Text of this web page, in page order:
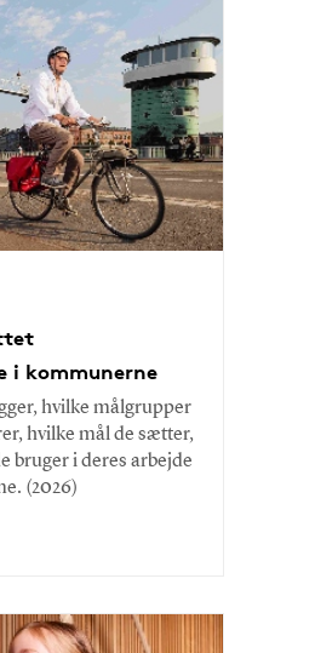
i kommunerne
hvilke målgrupper
hvilke mål de sætter,
bruger i deres arbejde
(2026)